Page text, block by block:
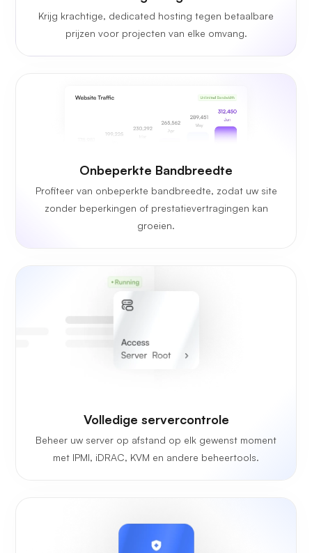
Krijg krachtige, dedicated hosting tegen betaalbare
prijzen voor projecten van elke omvang.
Onbeperkte Bandbreedte
Profiteer van onbeperkte bandbreedte, zodat uw site
zonder beperkingen of prestatievertragingen kan
groeien.
Volledige servercontrole
Beheer uw server op afstand op elk gewenst moment
met IPMI, iDRAC, KVM en andere beheertools.